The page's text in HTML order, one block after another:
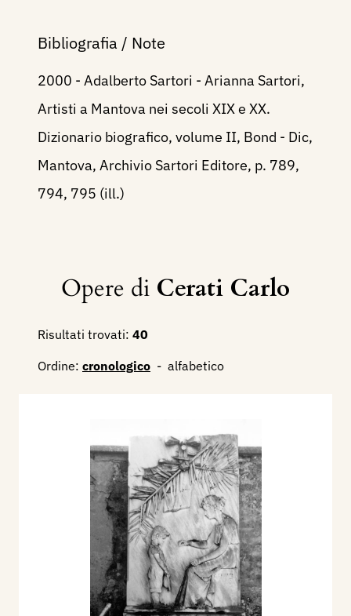
Bibliografia / Note
2000 - Adalberto Sartori - Arianna Sartori,
Artisti a Mantova nei secoli XIX e XX.
Dizionario biografico, volume II, Bond - Dic,
Mantova, Archivio Sartori Editore, p. 789,
794, 795 (ill.)
Opere di Cerati Carlo
Risultati trovati: 40
Ordine: cronologico - alfabetico